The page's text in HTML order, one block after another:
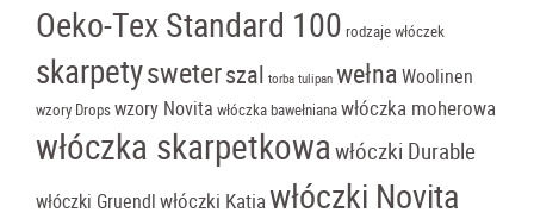
Oeko-Tex Standard 100 rodzaje włóczek
skarpetysweterszal torba tulipan wełnaWoolinen
wzory Dropswzory Novita włóczka bawełnianawłóczka moherowa
włóczka skarpetkowawłóczki Durable
włóczki Gruendlwłóczki Katiawłóczki Novita